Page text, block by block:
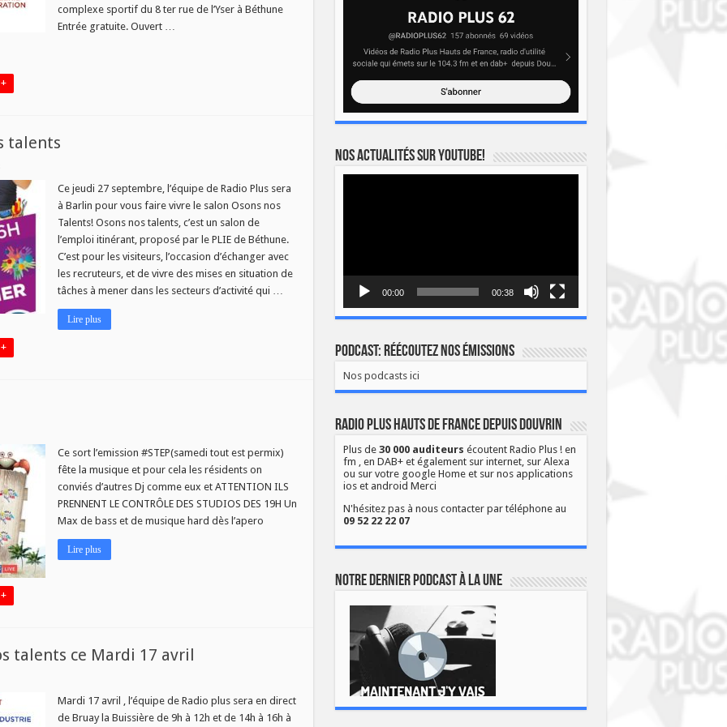
complexe sportif du 8 ter rue de l’Yser à Béthune
Entrée gratuite. Ouvert …
talents
sur
spéciale
Osons
nos
talents
Ce jeudi 27 septembre, l’équipe de Radio Plus sera
à Barlin pour vous faire vivre le salon Osons nos
Talents! Osons nos talents, c’est un salon de
l’emploi itinérant, proposé par le PLIE de Béthune.
C’est pour les visiteurs, l’occasion d’échanger avec
les recruteurs, et de vivre des mises en situation de
tâches à mener dans les secteurs d’activité qui …
Lire plus
Ce sort l’emission #STEP(samedi tout est permix)
fête la musique et pour cela les résidents on
conviés d’autres Dj comme eux et ATTENTION ILS
PRENNENT LE CONTRÔLE DES STUDIOS DES 19H Un
Max de bass et de musique hard dès l’apero
Lire plus
talents ce Mardi 17 avril
Mardi 17 avril , l’équipe de Radio plus sera en direct
de Bruay la Buissière de 9h à 12h et de 14h à 16h à
Nos actualités sur YOUTUBE!
00:00 00:38
Podcast: Réécoutez nos émissions
Nos podcasts ici
Radio Plus Hauts de France depuis Douvrin
Plus de 30 000 auditeurs écoutent Radio Plus ! en
fm , en DAB+ et également sur internet, sur Alexa
ou sur votre google Home et sur nos applications
ios et android Merci
N'hésitez pas à nous contacter par téléphone au
09 52 22 22 07
Notre dernier podcast à la une